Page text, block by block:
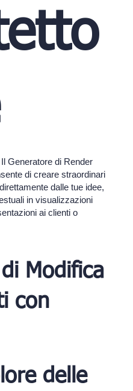
Generatore di Render
di creare straordinari
dalle tue idee,
in visualizzazioni
ai clienti o
Modifica
con
delle